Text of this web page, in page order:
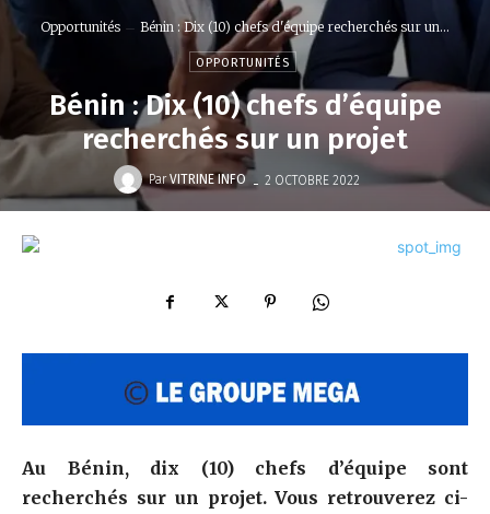
Opportunités Bénin : Dix (10) chefs d'équipe recherchés sur un...
OPPORTUNITÉS
Bénin : Dix (10) chefs d’équipe
recherchés sur un projet
Par VITRINE INFO - 2 OCTOBRE 2022
Au Bénin, dix (10) chefs d’équipe sont
recherchés sur un projet. Vous retrouverez ci-